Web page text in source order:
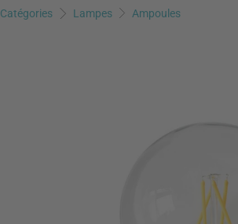
Catégories Lampes Ampoules